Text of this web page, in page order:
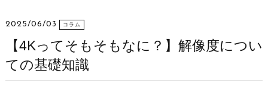
2025/06/03 コラム
【4Kってそもそもなに？】解像度につい
ての基礎知識